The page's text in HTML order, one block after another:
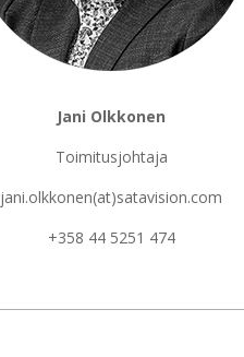
Jani Olkkonen
Toimitusjohtaja
jani.olkkonen(at)satavision.com
+358 44 5251 474